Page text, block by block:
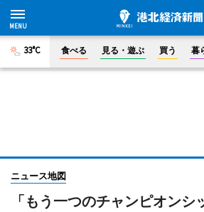
33°C 食べる 見る・遊ぶ 買う 暮
ニュース地図
「もう一つのチャンピオン